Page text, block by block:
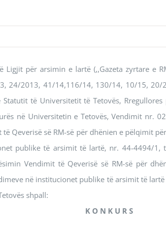
Ligjit për arsimin e lartë (,,Gazeta zyrtare e
24/2013, 41/14,116/14, 130/14, 10/15,
të Universitetit të Tetovës,
në Universitetin e Tetovës, Vendimit nr.
Qeverisë së RM-së për dhënien e pëlqimit
publike të arsimit të lartë, nr. 44-4494/1,
Vendimit të Qeverisë së RM-së për
në institucionet publike të arsimit të
shpall:
K O N K U R S